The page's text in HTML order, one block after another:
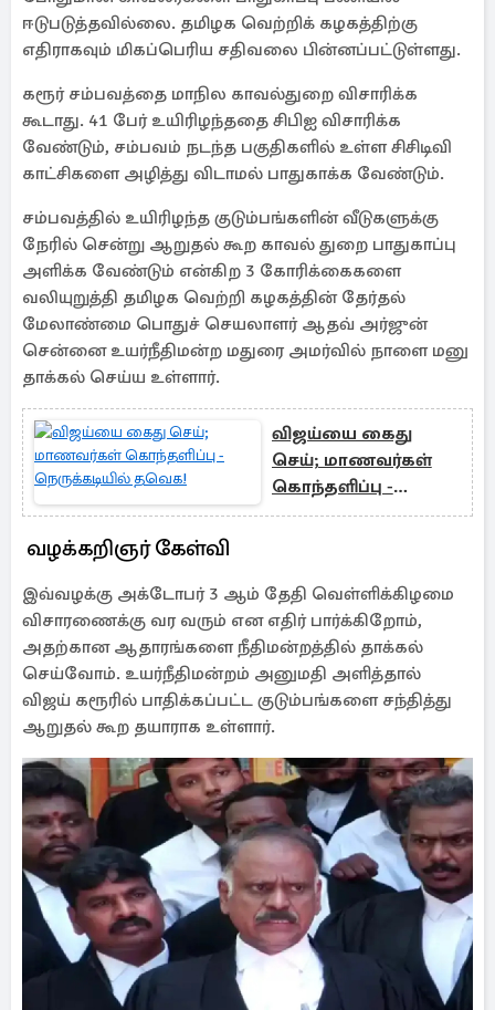
ஈடுபடுத்தவில்லை. தமிழக வெற்றிக் கழகத்திற்கு
எதிராகவும் மிகப்பெரிய சதிவலை பின்னப்பட்டுள்ளது.
கரூர் சம்பவத்தை மாநில காவல்துறை விசாரிக்க
கூடாது. 41 பேர் உயிரிழந்ததை சிபிஐ விசாரிக்க
வேண்டும், சம்பவம் நடந்த பகுதிகளில் உள்ள சிசிடிவி
காட்சிகளை அழித்து விடாமல் பாதுகாக்க வேண்டும்.
சம்பவத்தில் உயிரிழந்த குடும்பங்களின் வீடுகளுக்கு
நேரில் சென்று ஆறுதல் கூற காவல் துறை பாதுகாப்பு
அளிக்க வேண்டும் என்கிற 3 கோரிக்கைகளை
வலியுறுத்தி தமிழக வெற்றி கழகத்தின் தேர்தல்
மேலாண்மை பொதுச் செயலாளர் ஆதவ் அர்ஜுன்
சென்னை உயர்நீதிமன்ற மதுரை அமர்வில் நாளை மனு
தாக்கல் செய்ய உள்ளார்.
விஜய்யை கைது
செய்; மாணவர்கள்
கொந்தளிப்பு -
நெருக்கடியில்
வழக்கறிஞர் கேள்வி
இவ்வழக்கு அக்டோபர் 3 ஆம் தேதி வெள்ளிக்கிழமை
விசாரணைக்கு வர வரும் என எதிர் பார்க்கிறோம்,
அதற்கான ஆதாரங்களை நீதிமன்றத்தில் தாக்கல்
செய்வோம். உயர்நீதிமன்றம் அனுமதி அளித்தால்
விஜய் கரூரில் பாதிக்கப்பட்ட குடும்பங்களை சந்தித்து
ஆறுதல் கூற தயாராக உள்ளார்.